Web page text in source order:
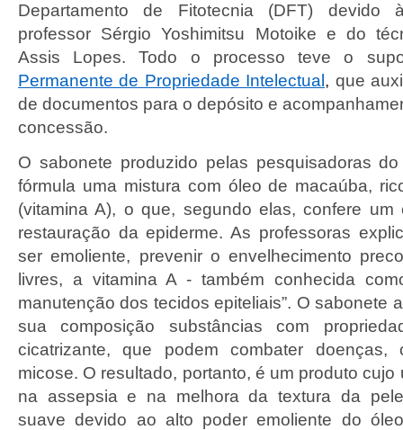
Departamento de Fitotecnia (DFT) devido
professor Sérgio Yoshimitsu Motoike e do
Assis Lopes. Todo o processo teve o
Permanente de Propriedade Intelectual , que
de documentos para o depósito e
concessão.
O sabonete produzido pelas pesquisadoras
fórmula uma mistura com óleo de macaúba,
(vitamina A), o que, segundo elas, confere um
restauração da epiderme. As professoras
ser emoliente, prevenir o envelhecimento
livres, a vitamina A - também conhecida
manutenção dos tecidos epiteliais”. O sabonete
sua composição substâncias com
cicatrizante, que podem combater doenças,
micose. O resultado, portanto, é um produto
na assepsia e na melhora da textura da
suave devido ao alto poder emoliente do